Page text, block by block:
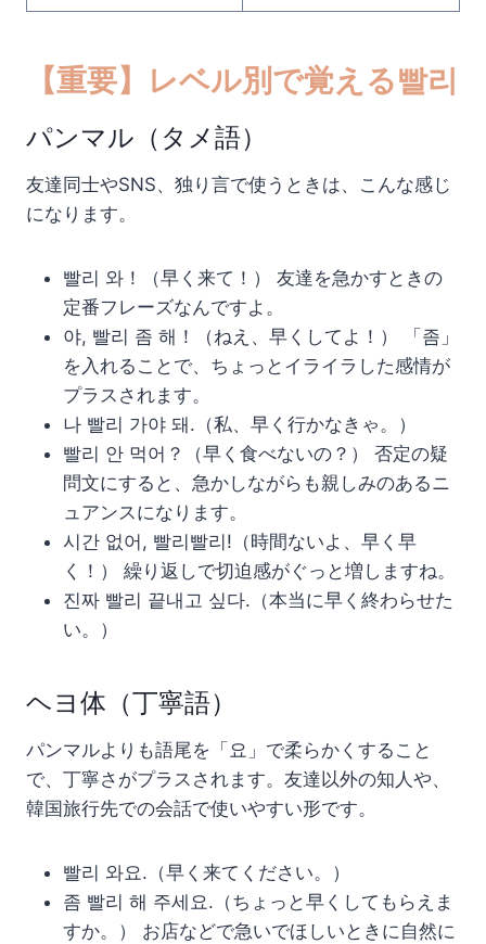
【重要】レベル別で覚える빨리
パンマル（タメ語）
友達同士やSNS、独り言で使うときは、こんな感じ
になります。
빨리 와！（早く来て！） 友達を急かすときの
定番フレーズなんですよ。
야, 빨리 좀 해！（ねえ、早くしてよ！） 「좀」
を入れることで、ちょっとイライラした感情が
プラスされます。
나 빨리 가야 돼.（私、早く行かなきゃ。）
빨리 안 먹어？（早く食べないの？） 否定の疑
問文にすると、急かしながらも親しみのあるニ
ュアンスになります。
시간 없어, 빨리빨리!（時間ないよ、早く早
く！） 繰り返しで切迫感がぐっと増しますね。
진짜 빨리 끝내고 싶다.（本当に早く終わらせた
い。）
ヘヨ体（丁寧語）
パンマルよりも語尾を「요」で柔らかくすること
で、丁寧さがプラスされます。友達以外の知人や、
韓国旅行先での会話で使いやすい形です。
빨리 와요.（早く来てください。）
좀 빨리 해 주세요.（ちょっと早くしてもらえま
すか。） お店などで急いでほしいときに自然に